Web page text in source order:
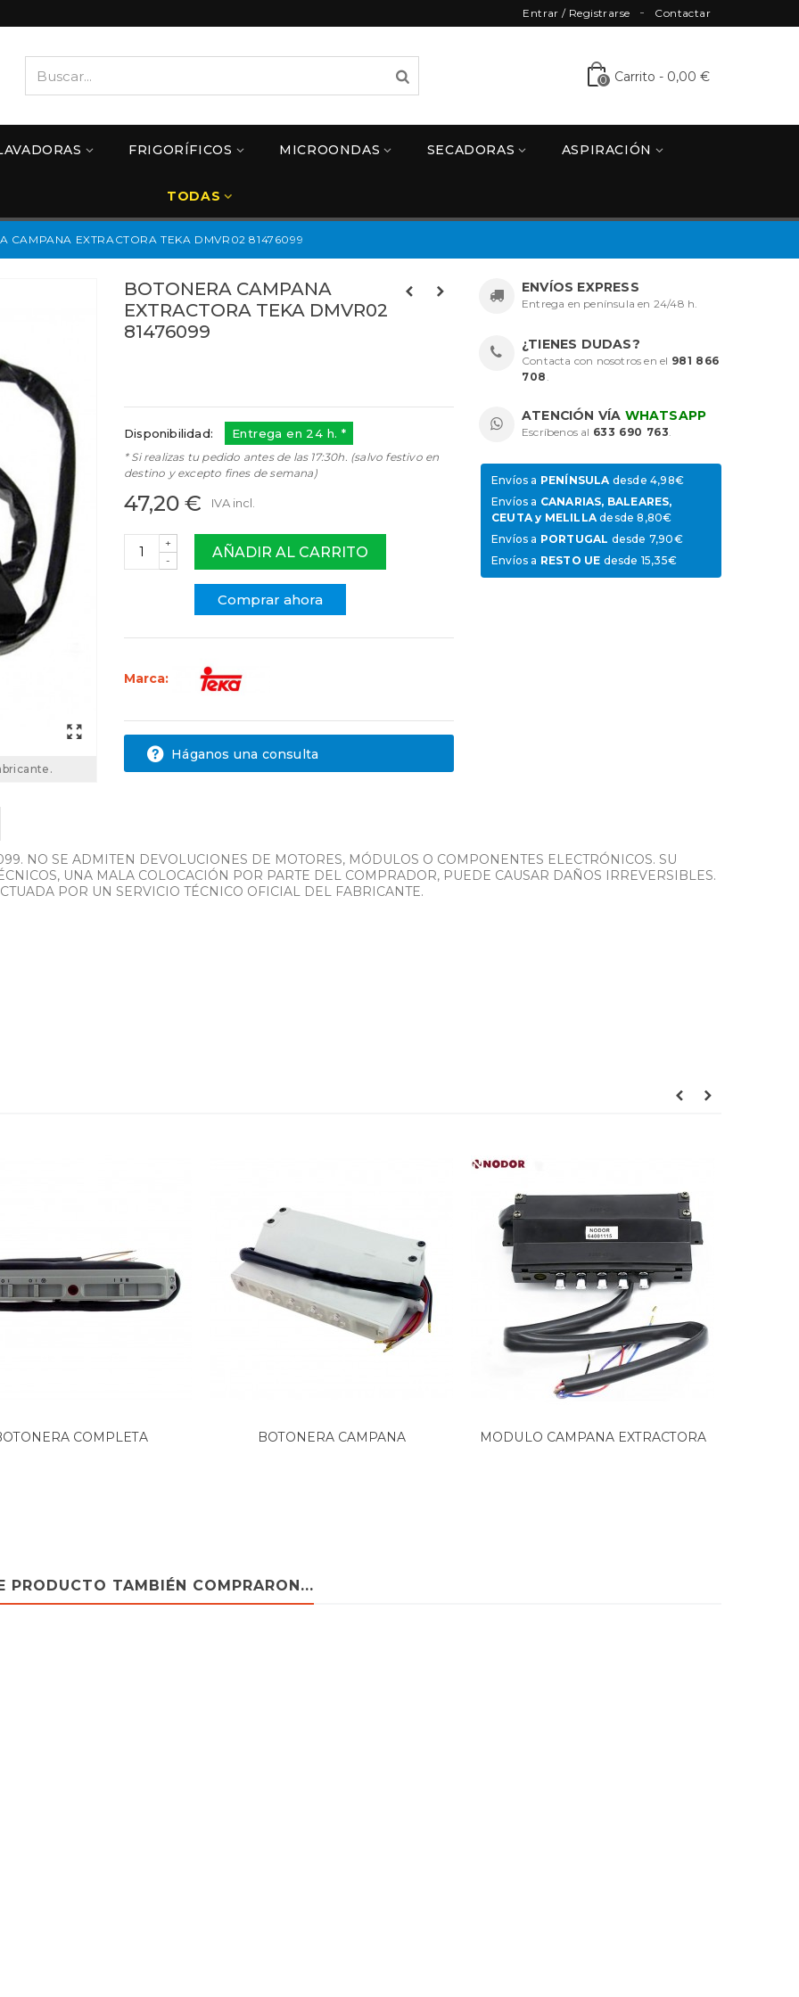
Contactar
Entrar / Registrarse
0 Carrito - 0,00 €
FRIGORÍFICOS MICROONDAS SECADORAS ASPIRACIÓN
TODAS
CAMPANA EXTRACTORA TEKA DMVR02 81476099
BOTONERA CAMPANA
EXTRACTORA TEKA DMVR02
81476099
Disponibilidad: Entrega en 24 h. *
* Si realizas tu pedido antes de las 17:30h. (salvo festivo en
destino y excepto fines de semana)
47,20 € IVA incl.
-
+
AÑADIR AL CARRITO
Comprar ahora
Marca:
Háganos una consulta
ENVÍOS EXPRESS
Entrega en península en 24/48 h.
¿TIENES DUDAS?
Contacta con nosotros en el 981 866
708 .
ATENCIÓN VÍA WHATSAPP
Escríbenos al 633 690 763.
Envíos a PENÍNSULAdesde 4,98€
Envíos a CANARIAS, BALEARES,
CEUTA y MELILLAdesde 8,80€
Envíos a PORTUGAL desde 7,90€
Envíos a RESTO UE desde 15,35€
NO SE ADMITEN DEVOLUCIONES DE MOTORES, MÓDULOS O COMPONENTES ELECTRÓNICOS. SU
UNA MALA COLOCACIÓN POR PARTE DEL COMPRADOR, PUEDE CAUSAR DAÑOS IRREVERSIBLES.
POR UN SERVICIO TÉCNICO OFICIAL DEL FABRICANTE.
COMPLETA
BOTONERA CAMPANA
MODULO CAMPANA EXTRACTORA
PRODUCTO TAMBIÉN COMPRARON...